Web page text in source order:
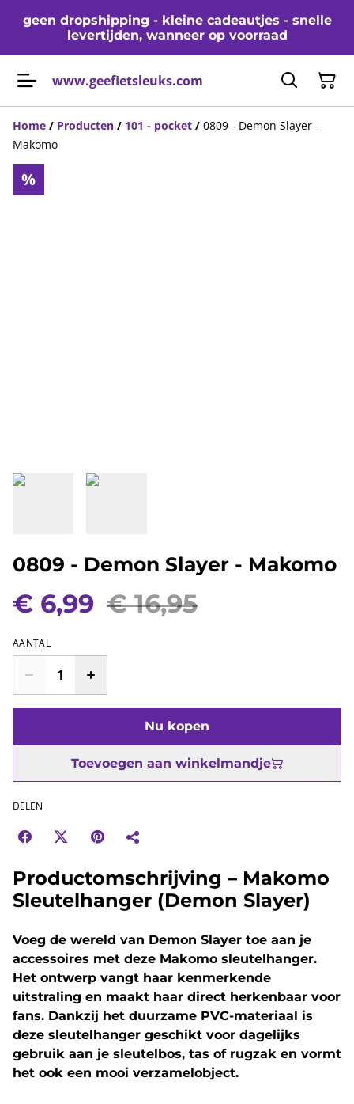
geen dropshipping - kleine cadeautjes - snelle
levertijden, wanneer op voorraad
www.geefietsleuks.com
Home / Producten / 101 - pocket / 0809 - Demon Slayer -
Makomo
%
0809 - Demon Slayer - Makomo
€ 6,99 € 16,95
AANTAL
Nu kopen
Toevoegen aan winkelmandje
DELEN
Productomschrijving – Makomo
Sleutelhanger (Demon Slayer)
Voeg de wereld van Demon Slayer toe aan je
accessoires met deze Makomo sleutelhanger.
Het ontwerp vangt haar kenmerkende
uitstraling en maakt haar direct herkenbaar voor
fans. Dankzij het duurzame PVC-materiaal is
deze sleutelhanger geschikt voor dagelijks
gebruik aan je sleutelbos, tas of rugzak en vormt
het ook een mooi verzamelobject.